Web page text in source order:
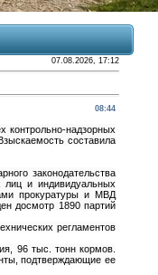
07.08.2026, 17:12
08:44
контрольно-надзорных
составила
законодательства
и индивидуальных
прокуратуры и МВД
досмотр 1890 партий
регламентов
96 тыс. тонн кормов.
подтверждающие ее